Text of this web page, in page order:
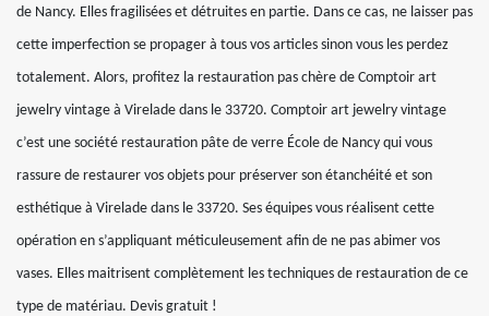
de Nancy. Elles fragilisées et détruites en partie. Dans ce cas, ne laisser pas
cette imperfection se propager à tous vos articles sinon vous les perdez
totalement. Alors, profitez la restauration pas chère de Comptoir art
jewelry vintage à Virelade dans le 33720. Comptoir art jewelry vintage
c’est une société restauration pâte de verre École de Nancy qui vous
rassure de restaurer vos objets pour préserver son étanchéité et son
esthétique à Virelade dans le 33720. Ses équipes vous réalisent cette
opération en s’appliquant méticuleusement afin de ne pas abimer vos
vases. Elles maitrisent complètement les techniques de restauration de ce
type de matériau. Devis gratuit !